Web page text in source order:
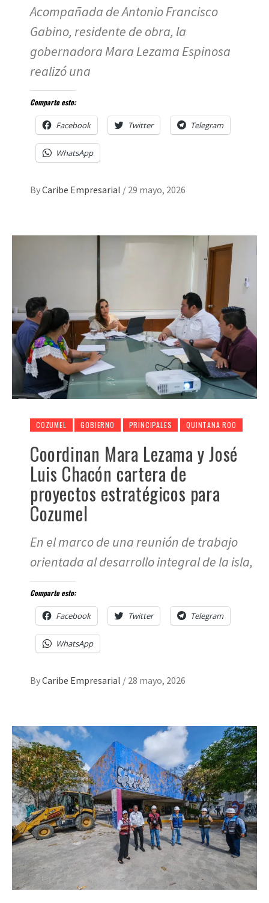
Acompañada de Antonio Francisco
Gabino, residente de obra, la
gobernadora Mara Lezama Espinosa
realizó una
Comparte esto:
Facebook Twitter Telegram
WhatsApp
ByCaribe Empresarial / 29 mayo, 2026
COZUMEL GOBIERNO PRINCIPALES QUINTANA ROO
Coordinan Mara Lezama y José
Luis Chacón cartera de
proyectos estratégicos para
Cozumel
En el marco de una reunión de trabajo
orientada al desarrollo integral de la isla,
Comparte esto:
Facebook Twitter Telegram
WhatsApp
ByCaribe Empresarial / 28 mayo, 2026